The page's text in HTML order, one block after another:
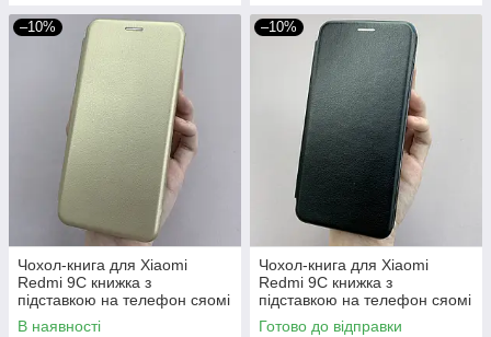
–10%
Чохол-книга для Xiaomi
Redmi 9С книжка з
підставкою на телефон сяомі
редмі 9с золота stn
В наявності
–10%
Чохол-книга для Xiaomi
Redmi 9C книжка з
підставкою на телефон сяомі
редмі 9с чорна stn
Готово до відправки